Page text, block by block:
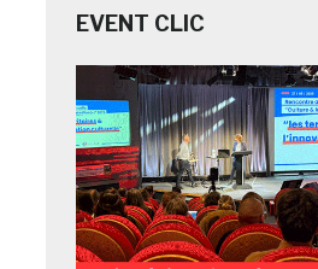
EVENT CLIC